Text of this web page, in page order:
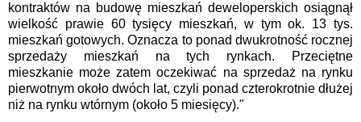
kontraktów na budowę mieszkań deweloperskich osiągnął
wielkość prawie 60 tysięcy mieszkań, w tym ok. 13 tys.
mieszkań gotowych. Oznacza to ponad dwukrotność rocznej
sprzedaży mieszkań na tych rynkach. Przeciętne
mieszkanie może zatem oczekiwać na sprzedaż na rynku
pierwotnym około dwóch lat, czyli ponad czterokrotnie dłużej
niż na rynku wtórnym (około 5 miesięcy)."